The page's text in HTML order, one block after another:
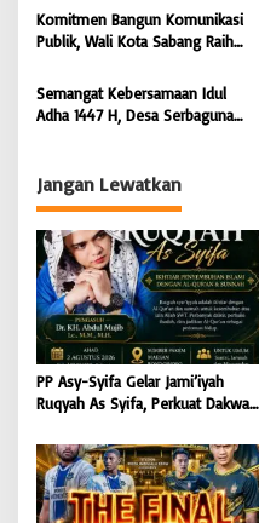
FC Kedungwuni, Siap
Mengguncang Stadion Widya
Manggala Krida
Komitmen Bangun Komunikasi
Publik, Wali Kota Sabang Raih
BONGKAR’Perkara.com
Semangat Kebersamaan Idul
Adha 1447 H, Desa Serbaguna
Jangan Lewatkan
PP Asy-Syifa Gelar Jami’iyah
Ruqyah As Syifa, Perkuat Dakwah
di Bondowoso